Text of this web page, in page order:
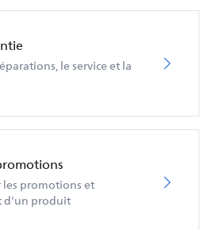
le service et la
promotions et
d'un produit